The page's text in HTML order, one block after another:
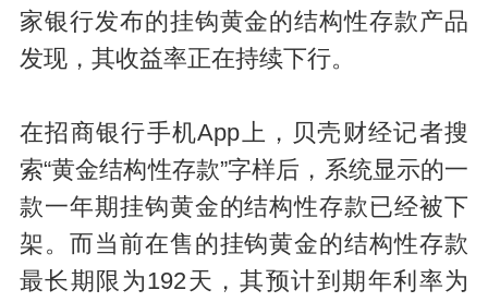
家银行发布的挂钩黄金的结构性存款产品
发现，其收益率正在持续下行。
在招商银行手机App上，贝壳财经记者搜
索“黄金结构性存款”字样后，系统显示的一
款一年期挂钩黄金的结构性存款已经被下
架。而当前在售的挂钩黄金的结构性存款
最长期限为192天，其预计到期年利率为